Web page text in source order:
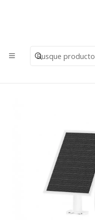
KIT Camara Solar PT